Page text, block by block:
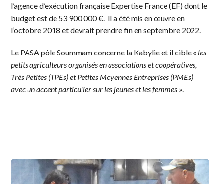
l’agence d’exécution française Expertise France (EF) dont le
budget est de 53 900 000 €. Il a été mis en œuvre en
l’octobre 2018 et devrait prendre fin en septembre 2022.
Le PASA pôle Soummam concerne la Kabylie et il cible « les
petits agriculteurs organisés en associations et coopératives,
Très Petites (TPEs) et Petites Moyennes Entreprises (PMEs)
avec un accent particulier sur les jeunes et les femmes ».